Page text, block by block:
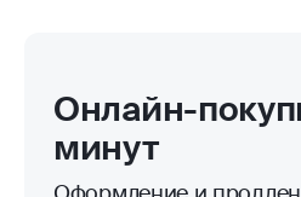
Онлайн-
минут